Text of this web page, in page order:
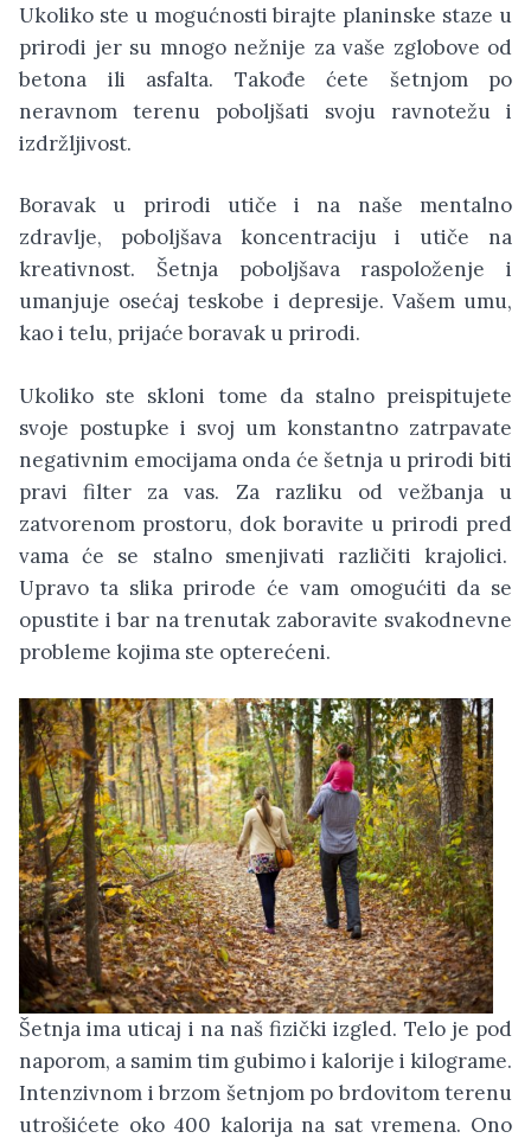
Ukoliko ste u mogućnosti birajte planinske staze u
prirodi jer su mnogo nežnije za vaše zglobove od
betona ili asfalta. Takođe ćete šetnjom po
neravnom terenu poboljšati svoju ravnotežu i
izdržljivost.
Boravak u prirodi utiče i na naše mentalno
zdravlje, poboljšava koncentraciju i utiče na
kreativnost. Šetnja poboljšava raspoloženje i
umanjuje osećaj teskobe i depresije. Vašem umu,
kao i telu, prijaće boravak u prirodi.
Ukoliko ste skloni tome da stalno preispitujete
svoje postupke i svoj um konstantno zatrpavate
negativnim emocijama onda će šetnja u prirodi biti
pravi filter za vas. Za razliku od vežbanja u
zatvorenom prostoru, dok boravite u prirodi pred
vama će se stalno smenjivati različiti krajolici.
Upravo ta slika prirode će vam omogućiti da se
opustite i bar na trenutak zaboravite svakodnevne
probleme kojima ste opterećeni.
Šetnja ima uticaj i na naš fizički izgled. Telo je pod
naporom, a samim tim gubimo i kalorije i kilograme.
Intenzivnom i brzom šetnjom po brdovitom terenu
utrošićete oko 400 kalorija na sat vremena. Ono